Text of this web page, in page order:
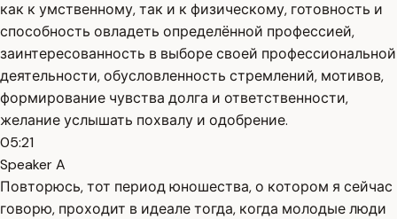
как к умственному, так и к физическому, готовность и
способность овладеть определённой профессией,
заинтересованность в выборе своей профессиональной
деятельности, обусловленность стремлений, мотивов,
формирование чувства долга и ответственности,
желание услышать похвалу и одобрение.
05:21
Speaker A
Повторюсь, тот период юношества, о котором я сейчас
говорю, проходит в идеале тогда, когда молодые люди